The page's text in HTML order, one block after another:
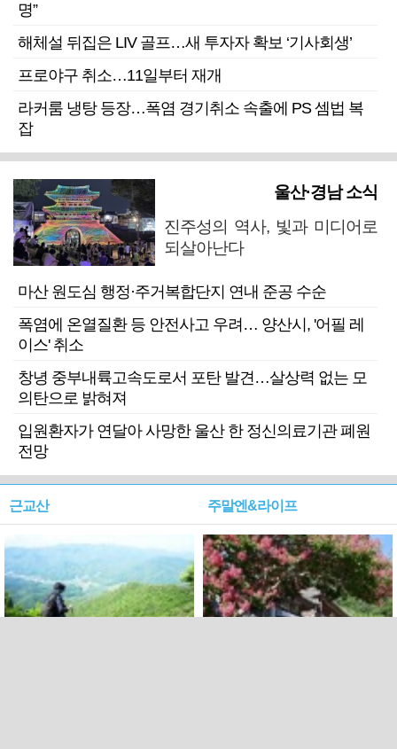
명”
해체설 뒤집은 LIV 골프…새 투자자 확보 ‘기사회생’
프로야구 취소…11일부터 재개
라커룸 냉탕 등장…폭염 경기취소 속출에 PS 셈법 복
잡
울산·경남 소식
진주성의 역사, 빛과 미디어로
되살아난다
마산 원도심 행정·주거복합단지 연내 준공 수순
폭염에 온열질환 등 안전사고 우려… 양산시, '어필 레
이스' 취소
창녕 중부내륙고속도로서 포탄 발견…살상력 없는 모
의탄으로 밝혀져
입원환자가 연달아 사망한 울산 한 정신의료기관 폐원
전망
근교산 주말엔&라이프